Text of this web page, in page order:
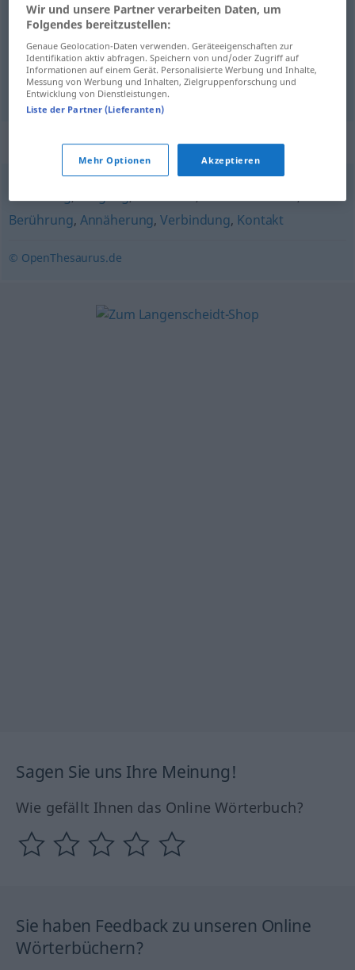
relaciónf Konnex
nexom Konnex
contactom KonnexKontakt GEH
Synonyme für "Konnex"
Beziehung
Berührung, Annäherung,Verbindung, Kontakt
© OpenThesaurus.de
Sagen Sie uns Ihre Meinung!
Wie gefällt Ihnen das Online Wörterbuch?
Sie haben Feedback zu unseren Online
Wörterbüchern?
Wir und unsere Partner verarbeiten Daten, um
Folgendes bereitzustellen:
Genaue Geolocation-Daten verwenden. Geräteeigenschaften zur
Identifikation aktiv abfragen. Speichern von und/oder Zugriff auf
Informationen auf einem Gerät. Personalisierte Werbung und Inhalte,
Messung von Werbung und Inhalten, Zielgruppenforschung und
Entwicklung von Dienstleistungen.
Liste der Partner (Lieferanten)
Mehr Optionen Akzeptieren